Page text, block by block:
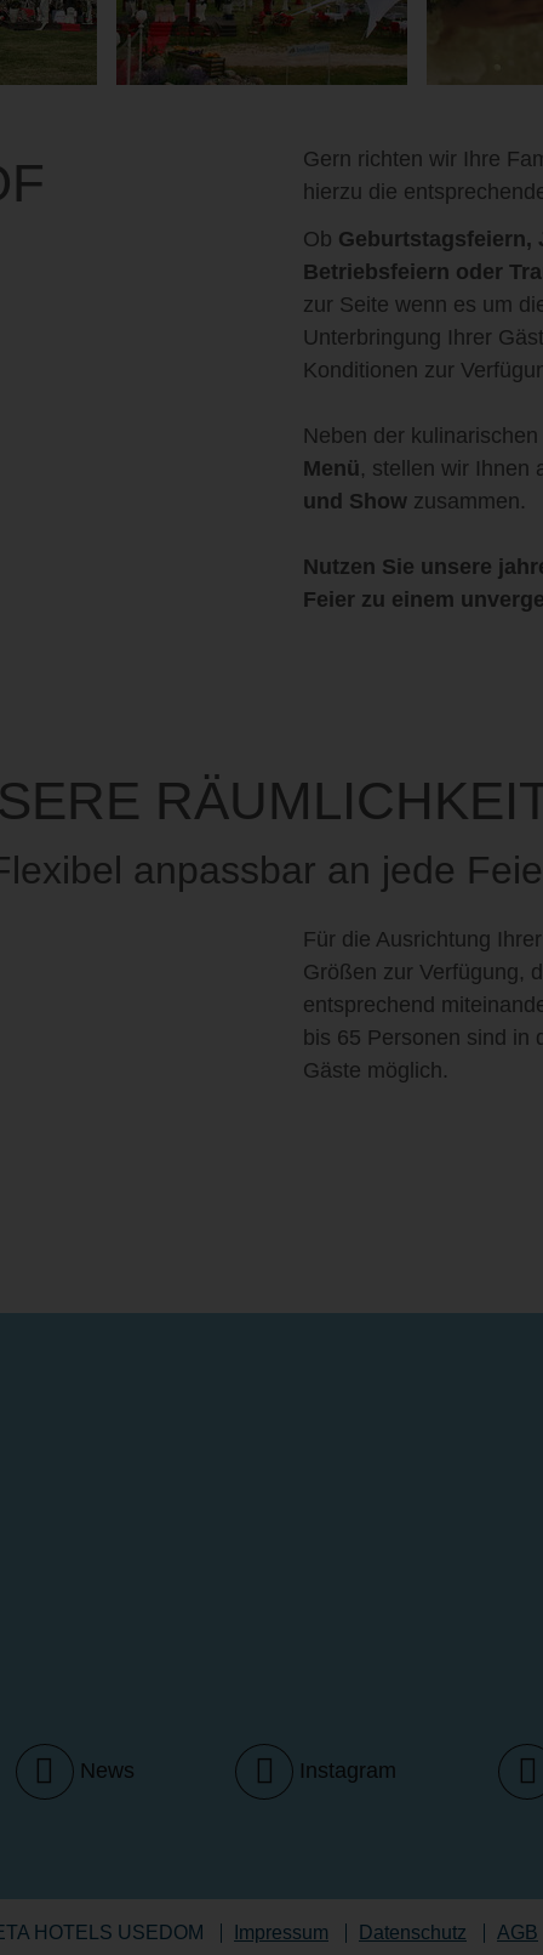
Gern richten wir Ihre
hierzu die
Ob Geburtstagsfeiern,
Betriebsfeiern oder
zur Seite wenn es um
Unterbringung Ihrer
Konditionen zur
Neben der
Menü, stellen wir Ihnen
und Showzusammen.
Nutzen Sie unsere
Feier zu einem
anpassbar an jede
Für die Ausrichtung
Größen zur Verfügung,
entsprechend
bis 65 Personen sind in
Gäste möglich.
News Instagram
HOTELS USEDOM
Navigation
Impressum Datenschutz AGB